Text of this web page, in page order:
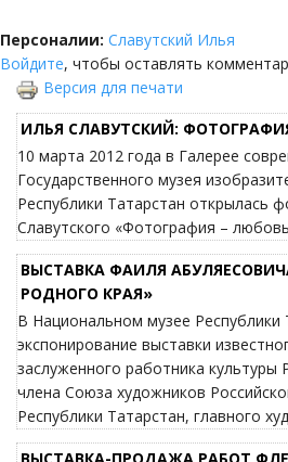
Персоналии: Славутский Илья
Войдите, чтобы оставлять
Версия для печати
ИЛЬЯ СЛАВУТСКИЙ:
10 марта 2012 года в Галерее
Государственного музея
Республики Татарстан открылась
Славутского «Фотография –
ВЫСТАВКА ФАИЛЯ
РОДНОГО КРАЯ»
В Национальном музее Республики
экспонирование выставки
заслуженного работника культуры
члена Союза художников
Республики Татарстан, главного